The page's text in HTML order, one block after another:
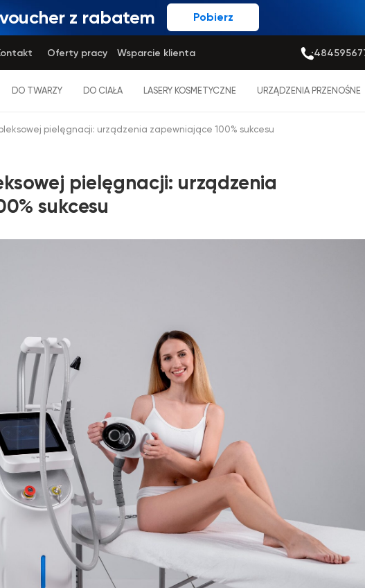
Pobierz
z rabatem
Oferty pracy Wsparcie klienta
DO TWARZY DO CIAŁA LASERY KOSMETYCZNE URZĄDZENIA PRZENOŚNE
pielęgnacji: urządzenia zapewniające 100% sukcesu
pielęgnacji: urządzenia
sukcesu